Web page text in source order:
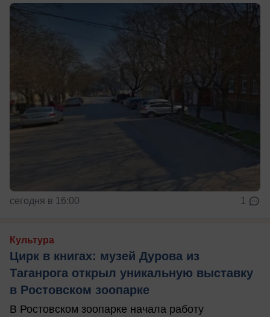
сегодня в 16:00 1
Культура
Цирк в книгах: музей Дурова из
Таганрога открыл уникальную выставку
в Ростовском зоопарке
В Ростовском зоопарке начала работу